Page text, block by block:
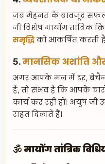
जब मेहनत के बावजूद
जी विशेष मायोंग तांत्रिक
समृद्धि को आकर्षित करती
5.मानसिक अशांति
अगर आपके मन में डर, बेचैनी
हैं, तो संभव है कि आपके
कार्य कर रही हों। अयुष जी
राहत दिलाते हैं।
🕉️ मायोंग तांत्रिक